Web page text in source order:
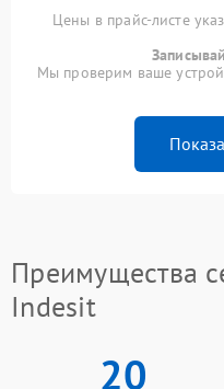
Цены в прайс-листе
Мы проверим ваше
Преимущества
Indesit
20